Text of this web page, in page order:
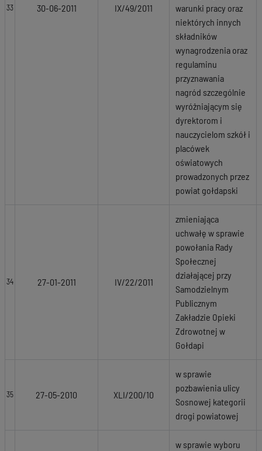
33 30-06-2011 IX/49/2011
warunki pracy oraz
niektórych innych
składników
wynagrodzenia oraz
regulaminu
przyznawania
nagród szczególnie
wyróżniającym się
dyrektorom i
nauczycielom szkół i
placówek
oświatowych
prowadzonych przez
powiat gołdapski
34 27-01-2011 IV/22/2011
zmieniająca
uchwałę w sprawie
powołania Rady
Społecznej
działającej przy
Samodzielnym
Publicznym
Zakładzie Opieki
Zdrowotnej w
Gołdapi
35 27-05-2010 XLI/200/10
w sprawie
pozbawienia ulicy
Sosnowej kategorii
drogi powiatowej
w sprawie wyboru